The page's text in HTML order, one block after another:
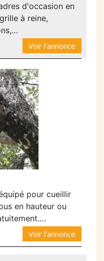
d'occasion en
à reine,
Voir l'annonce
pour cueillir
en hauteur ou
Voir l'annonce